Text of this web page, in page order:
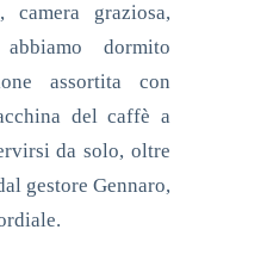
camera graziosa,
dormito
assortita con
del caffè a
da solo, oltre
gestore Gennaro,